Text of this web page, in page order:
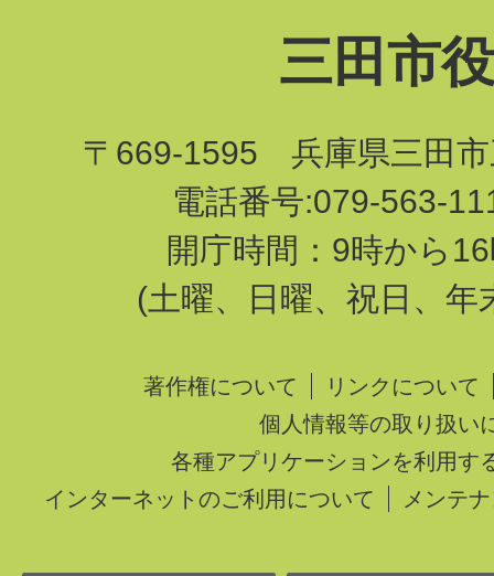
三田市
〒669-1595 兵庫県三田市
電話番号:079-563-
開庁時間：9時から
(土曜、日曜、祝日、年
著作権について
リンクについて
個人情報等の取り扱い
各種アプリケーションを利用す
インターネットのご利用について
メンテ